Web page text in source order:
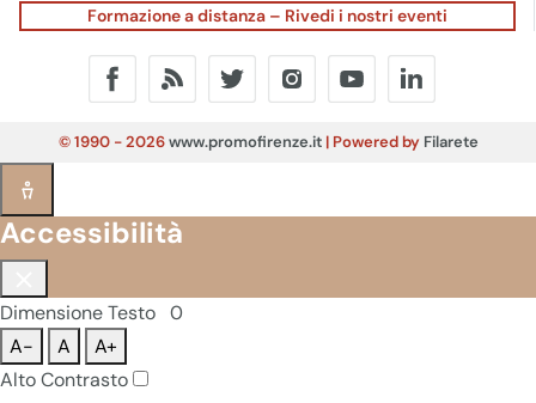
Formazione a distanza – Rivedi i nostri eventi
© 1990 - 2026www.promofirenze.it| Powered by Filarete
Accessibilità
Dimensione Testo 0
A-
A
A+
Alto Contrasto